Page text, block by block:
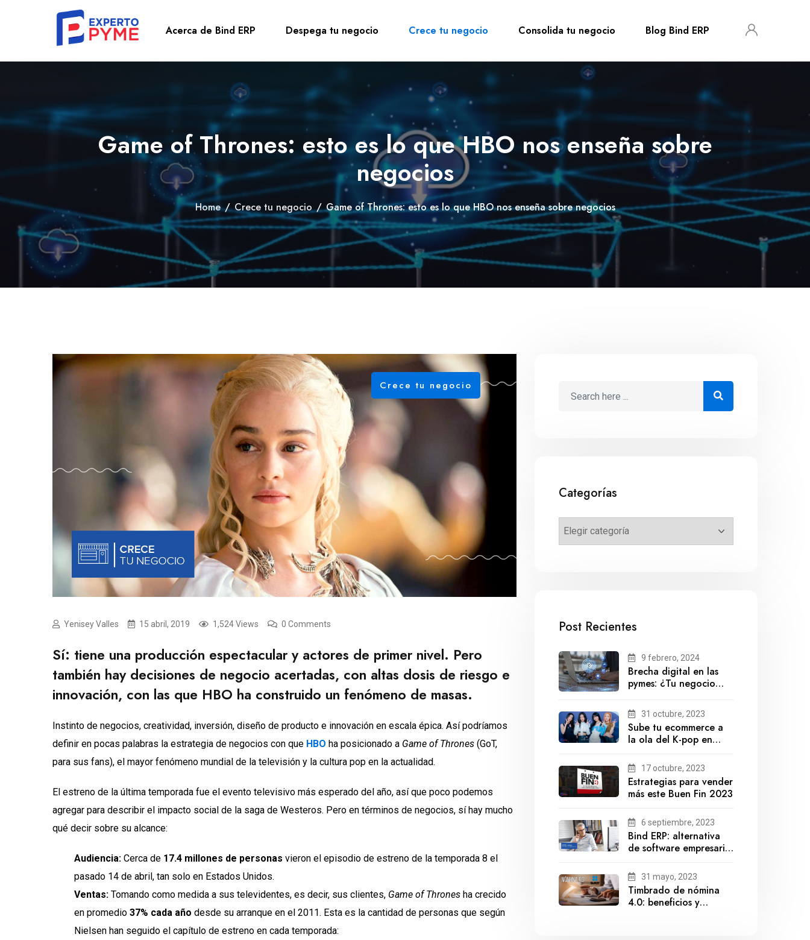
Acerca de Bind ERP Despega tu negocio Crece tu negocio Consolida tu negocio Blog Bind ERP
Game of Thrones: esto es lo que HBO nos enseña sobre
negocios
Home / Crece tu negocio / Game of Thrones: esto es lo que HBO nos enseña sobre negocios
Crece tu negocio
Yenisey Valles 15 abril, 2019 1,524 Views 0 Comments
Sí: tiene una producción espectacular y actores de primer nivel. Pero
también hay decisiones de negocio acertadas, con altas dosis de riesgo e
innovación, con las que HBO ha construido un fenómeno de masas.
Instinto de negocios, creatividad, inversión, diseño de producto e innovación en escala épica. Así podríamos
definir en pocas palabras la estrategia de negocios con que HBO ha posicionado a Game of Thrones (GoT,
para sus fans), el mayor fenómeno mundial de la televisión y la cultura pop en la actualidad.
El estreno de la última temporada fue el evento televisivo más esperado del año, así que poco podemos
agregar para describir el impacto social de la saga de Westeros. Pero en términos de negocios, sí hay mucho
qué decir sobre su alcance:
Audiencia: Cerca de 17.4 millones de personas vieron el episodio de estreno de la temporada 8 el
pasado 14 de abril, tan solo en Estados Unidos.
Ventas: Tomando como medida a sus televidentes, es decir, sus clientes, Game of Thrones ha crecido
en promedio 37% cada año desde su arranque en el 2011. Esta es la cantidad de personas que según
Nielsen han seguido el capítulo de estreno en cada temporada:
Categorías
Post Recientes
9 febrero, 2024
Brecha digital en las
pymes: ¿Tu negocio
futuro?31 octubre, 2023
Sube tu ecommerce a
la ola del K-pop en
17 octubre, 2023
Estrategias para vender
más este Buen Fin 2023
6 septiembre, 2023
Bind ERP: alternativa
de software empresarial
Gestionix
31 mayo, 2023
Timbrado de nómina
4.0: beneficios y